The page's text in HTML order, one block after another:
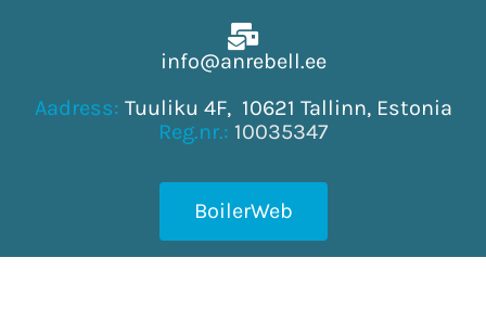
info@anrebell.ee
Aadress: Tuuliku 4F, 10621 Tallinn, Estonia
Reg.nr.: 10035347
BoilerWeb